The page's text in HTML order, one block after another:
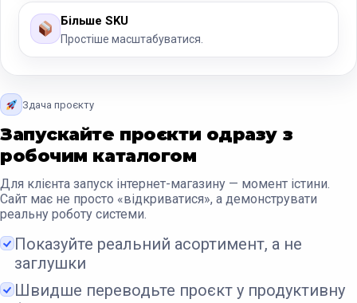
Більше SKU
Простіше масштабуватися.
Здача проєкту
Запускайте проєкти одразу з
робочим каталогом
Для клієнта запуск інтернет-магазину — момент істини.
Сайт має не просто «відкриватися», а демонструвати
реальну роботу системи.
Показуйте реальний асортимент, а не
заглушки
Швидше переводьте проєкт у продуктивну